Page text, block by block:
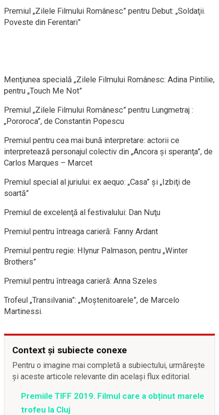
Premiul „Zilele Filmului Românesc” pentru Debut: „Soldaţii.
Poveste din Ferentari”
Menţiunea specială „Zilele Filmului Românesc: Adina Pintilie,
pentru „Touch Me Not”
Premiul „Zilele Filmului Românesc” pentru Lungmetraj :
„Pororoca”, de Constantin Popescu
Premiul pentru cea mai bună interpretare: actorii ce
interpretează personajul colectiv din „Ancora şi speranţa”, de
Carlos Marques – Marcet
Premiul special al juriului: ex aequo: „Casa” şi „Izbiţi de
soartă”
Premiul de excelenţă al festivalului: Dan Nuţu
Premiul pentru întreaga carieră: Fanny Ardant
Premiul pentru regie: Hlynur Palmason, pentru „Winter
Brothers”
Premiul pentru întreaga carieră: Anna Szeles
Trofeul „Transilvania”: „Moştenitoarele”, de Marcelo
Martinessi.
Context și subiecte conexe
Pentru o imagine mai completă a subiectului, urmărește
și aceste articole relevante din același flux editorial.
Premiile TIFF 2019. Filmul care a obținut marele
trofeu la Cluj